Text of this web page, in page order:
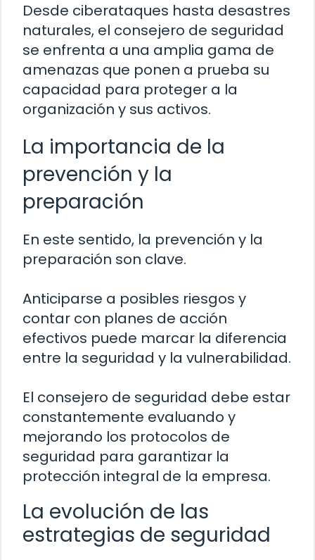
Desde ciberataques hasta desastres
naturales, el consejero de seguridad
se enfrenta a una amplia gama de
amenazas que ponen a prueba su
capacidad para proteger a la
organización y sus activos.
La importancia de la
prevención y la
preparación
En este sentido, la prevención y la
preparación son clave.
Anticiparse a posibles riesgos y
contar con planes de acción
efectivos puede marcar la diferencia
entre la seguridad y la vulnerabilidad.
El consejero de seguridad debe estar
constantemente evaluando y
mejorando los protocolos de
seguridad para garantizar la
protección integral de la empresa.
La evolución de las
estrategias de seguridad